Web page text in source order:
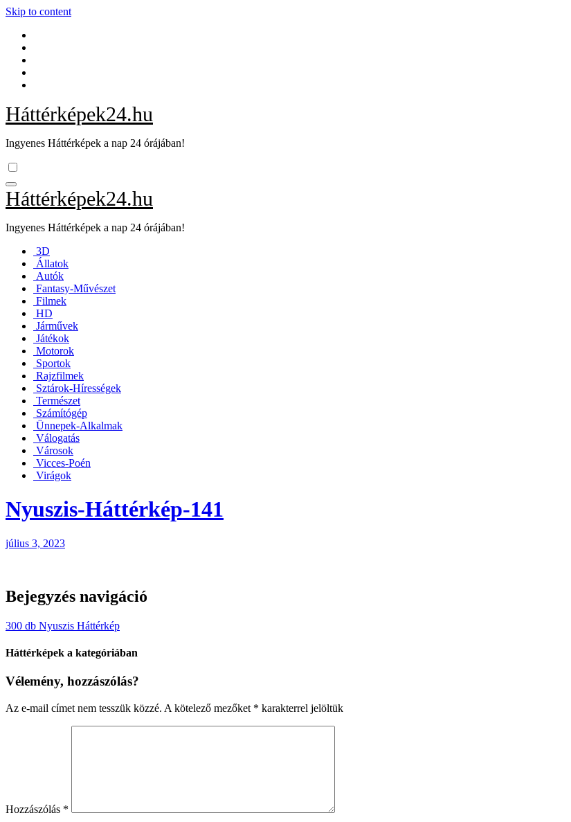
Skip to content
Háttérképek24.hu
Ingyenes Háttérképek a nap 24 órájában!
Háttérképek24.hu
Ingyenes Háttérképek a nap 24 órájában!
3D
Állatok
Autók
Fantasy-Művészet
Filmek
HD
Járművek
Játékok
Motorok
Sportok
Rajzfilmek
Sztárok-Hírességek
Természet
Számítógép
Ünnepek-Alkalmak
Válogatás
Városok
Vicces-Poén
Virágok
Nyuszis-Háttérkép-141
július 3, 2023
Bejegyzés navigáció
300 db Nyuszis Háttérkép
Háttérképek a kategóriában
Vélemény, hozzászólás?
Az e-mail címet nem tesszük közzé. A kötelező mezőket * karakterrel jelöltük
Hozzászólás *